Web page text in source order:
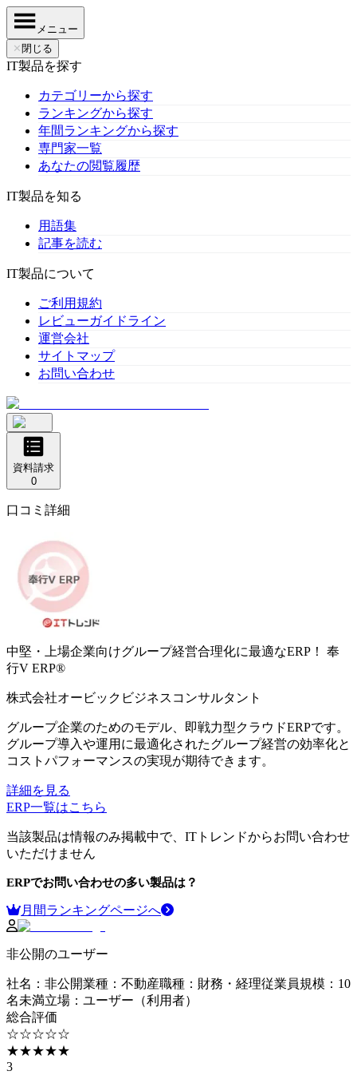
メニュー
✕ 閉じる
IT製品を探す
カテゴリーから探す
ランキングから探す
年間ランキングから探す
専門家一覧
あなたの閲覧履歴
IT製品を知る
用語集
記事を読む
IT製品について
ご利用規約
レビューガイドライン
運営会社
サイトマップ
お問い合わせ
資料請求
0
口コミ詳細
中堅・上場企業向けグループ経営合理化に最適なERP！
奉
行V ERP®
株式会社オービックビジネスコンサルタント
グループ企業のためのモデル、即戦力型クラウドERPです。
グループ導入や運用に最適化されたグループ経営の効率化と
コストパフォーマンスの実現が期待できます。
詳細を見る
ERP一覧はこちら
当該製品は情報のみ掲載中で、ITトレンドからお問い合わせ
いただけません
ERPでお問い合わせの多い製品は？
月間ランキングページへ
非公開のユーザー
社名 ： 非公開業種 ： 不動産職種 ： 財務・経理従業員規模 ： 10
名未満立場 ： ユーザー（利用者）
総合評価
☆☆☆☆☆
★★★★★
3